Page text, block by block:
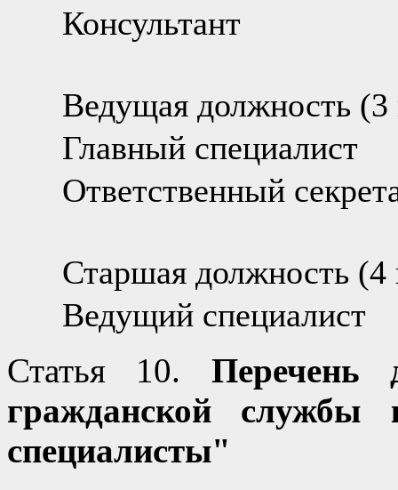
Консультант
Ведущая должность (3
Главный специалист
Ответственный
Старшая должность (4
Ведущий специалист
Статья 10. Перечень
гражданской службы
специалисты"